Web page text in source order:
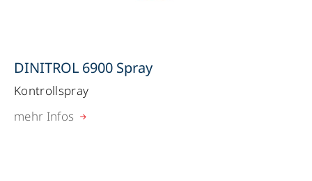
DINITROL 6900 Spray
Kontrollspray
mehr Infos